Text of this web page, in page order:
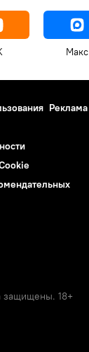
Макс
Реклама
защищены. 18+